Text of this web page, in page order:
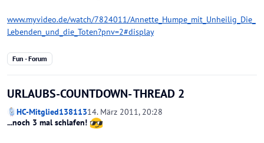
www.myvideo.de/watch/7824011/Annette_Humpe_mit_Unheilig_Die_
Lebenden_und_die_Toten?pnv=2#display
Fun - Forum
URLAUBS-COUNTDOWN- THREAD 2
HC-Mitglied13811314. März 2011, 20:28
...noch 3 mal schlafen!